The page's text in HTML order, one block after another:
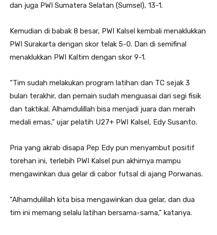
dan juga PWI Sumatera Selatan (Sumsel), 13-1.
Kemudian di babak 8 besar, PWI Kalsel kembali menaklukkan
PWI Surakarta dengan skor telak 5-0. Dan di semifinal
menaklukkan PWI Kaltim dengan skor 9-1.
“Tim sudah melakukan program latihan dan TC sejak 3
bulan terakhir, dan pemain sudah menguasai dari segi fisik
dan taktikal. Alhamdulillah bisa menjadi juara dan meraih
medali emas,” ujar pelatih U27+ PWI Kalsel, Edy Susanto.
Pria yang akrab disapa Pep Edy pun menyambut positif
torehan ini, terlebih PWI Kalsel pun akhirnya mampu
mengawinkan dua gelar di cabor futsal di ajang Porwanas.
“Alhamdulillah kita bisa mengawinkan dua gelar, dan dua
tim ini memang selalu latihan bersama-sama,” katanya.